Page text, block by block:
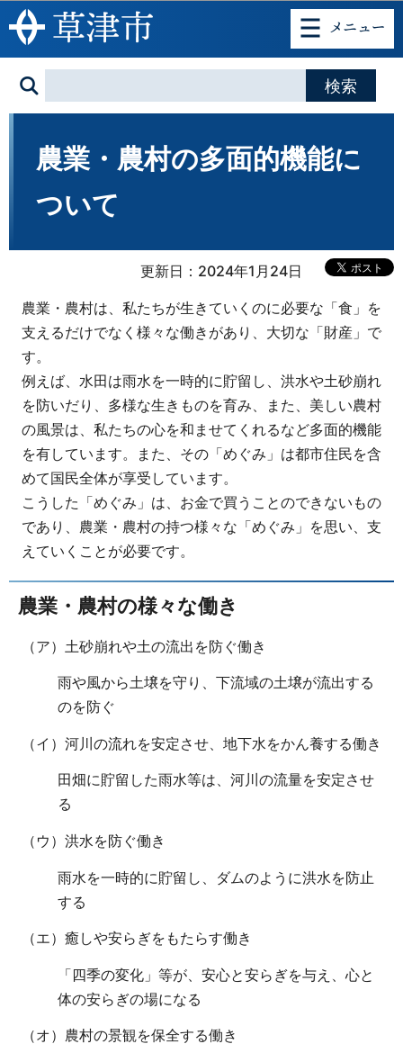
このページの本文へ移動
農業・農村の多面的機能に
ついて
更新日：2024年1月24日
農業・農村は、私たちが生きていくのに必要な「食」を
支えるだけでなく様々な働きがあり、大切な「財産」で
す。
例えば、水田は雨水を一時的に貯留し、洪水や土砂崩れ
を防いだり、多様な生きものを育み、また、美しい農村
の風景は、私たちの心を和ませてくれるなど多面的機能
を有しています。また、その「めぐみ」は都市住民を含
めて国民全体が享受しています。
こうした「めぐみ」は、お金で買うことのできないもの
であり、農業・農村の持つ様々な「めぐみ」を思い、支
えていくことが必要です。
農業・農村の様々な働き
（ア）土砂崩れや土の流出を防ぐ働き
雨や風から土壌を守り、下流域の土壌が流出する
のを防ぐ
（イ）河川の流れを安定させ、地下水をかん養する働き
田畑に貯留した雨水等は、河川の流量を安定させ
る
（ウ）洪水を防ぐ働き
雨水を一時的に貯留し、ダムのように洪水を防止
する
（エ）癒しや安らぎをもたらす働き
「四季の変化」等が、安心と安らぎを与え、心と
体の安らぎの場になる
（オ）農村の景観を保全する働き